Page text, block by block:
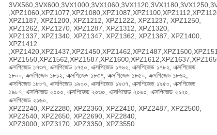
XPZ1187, XPZ1200, XPZ1212, XPZ1222, XPZ1237, XPZ1250,
XPZ1262, XPZ1270, XPZ1287, XPZ1312, XPZ1320,
XPZ1337, XPZ1340, XPZ1347, XPZ1362, XPZ1387, XPZ1400,
XPZ1412
এক্সপিজেড ১৭৩৭, এক্সপিজেড ১৭৫০, এক্সপিজেড ১৭৬২, এক্সপিজেড ১৭৮২, এক্সপিজেড
১৮০০, এক্সপিজেড ১৮১২, এক্সপিজেড ১৮৩৭, এক্সপিজেড ১৮৫০, এক্সপিজেড ১৮৬২,
এক্সপিজেড ১৮৮৭, এক্সপিজেড ১৯০০, এক্সপিজেড ১৯৩৭, এক্সপিজেড ১৯৫০, এক্সপিজেড
১৯৮৭, এক্সপিজেড ২০০০, এক্সপিজেড ২০৩০, এক্সপিজেড ২০৬০, এক্সপিজেড ২১২০,
এক্সপিজেড ২১৬০,
XPZ2240, XPZ2280, XPZ2360, XPZ2410, XPZ2487, XPZ2500,
XPZ2540, XPZ2650, XPZ2690, XPZ2840,
XPZ3000, XPZ3170, XPZ3350, XPZ3550